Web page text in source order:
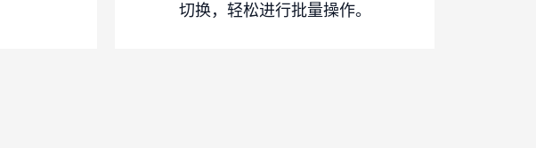
切换，轻松进行批量操作。